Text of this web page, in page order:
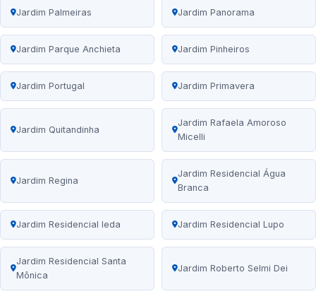
Jardim Palmeiras Jardim Panorama
Jardim Parque Anchieta Jardim Pinheiros
Jardim Portugal Jardim Primavera
Jardim Quitandinha
Jardim Rafaela Amoroso
Micelli
Jardim Regina
Jardim Residencial Água
Branca
Jardim Residencial Ieda Jardim Residencial Lupo
Jardim Residencial Santa
Mônica
Jardim Roberto Selmi Dei